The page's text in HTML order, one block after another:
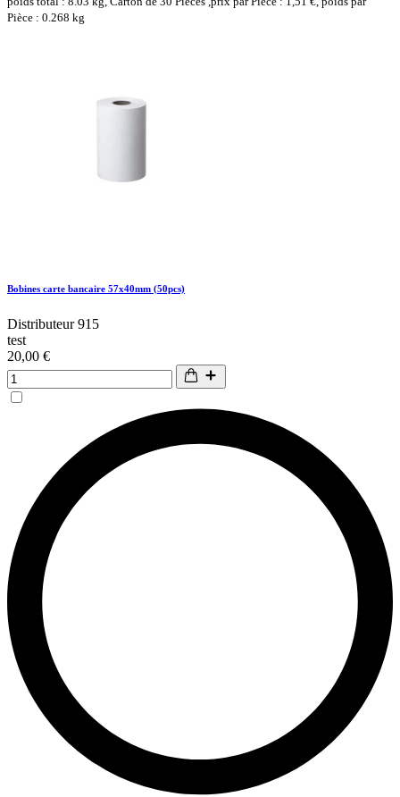
Pièce : 0.268 kg
Bobines carte bancaire 57x40mm (50pcs)
Distributeur 915
test
20,00 €